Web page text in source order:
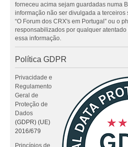
forneceu acima sejam guardadas numa
informação não ser divulgada a terceiros
“O Forum dos CRX's em Portugal” ou o
responsabilizados por qualquer
essa informação.
Política GDPR
Privacidade e
Regulamento
Geral de
Proteção de
Dados
(GDPR) (UE)
2016/679
Princípios de